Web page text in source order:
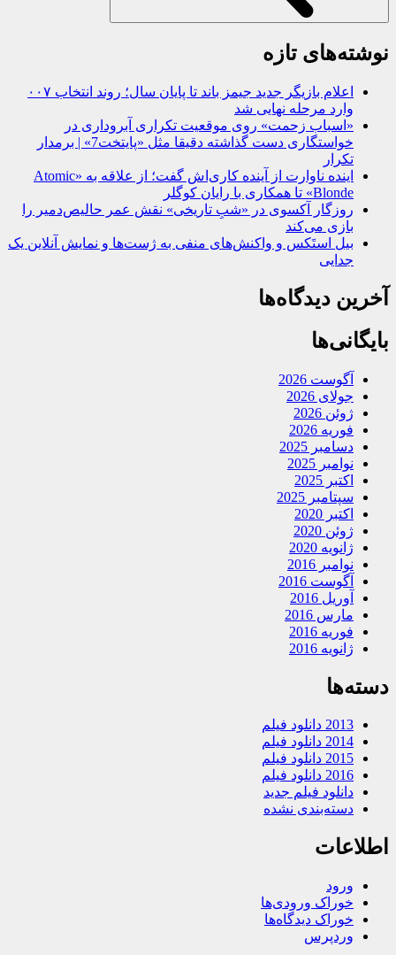
نوشته‌های تازه
اعلام بازیگر جدید جیمز باند تا پایان سال؛ روند انتخاب ۰۰۷
وارد مرحله نهایی شد
«اسباب زحمت» روی موقعیت تکراری آبروداری در
خواستگاری دست گذاشته دقیقا مثل «پایتخت7» | برمدار
تکرار
اینده ناوارت از آینده کاری‌اش گفت؛ از علاقه به «Atomic
Blonde» تا همکاری با رایان کوگلر
روزگار آکسوی در «شبِ تاریخی» نقش عمر حالیص‌دمیر را
بازی می‌کند
بیل استَکس و واکنش‌های منفی به ژست‌ها و نمایش آنلاین یک
جدایی
آخرین دیدگاه‌ها
بایگانی‌ها
آگوست 2026
جولای 2026
ژوئن 2026
فوریه 2026
دسامبر 2025
نوامبر 2025
اکتبر 2025
سپتامبر 2025
اکتبر 2020
ژوئن 2020
ژانویه 2020
نوامبر 2016
آگوست 2016
آوریل 2016
مارس 2016
فوریه 2016
ژانویه 2016
دسته‌ها
2013 دانلود فیلم
2014 دانلود فیلم
2015 دانلود فیلم
2016 دانلود فیلم
دانلود فیلم جدید
دسته‌بندی نشده
اطلاعات
ورود
خوراک ورودی‌ها
خوراک دیدگاه‌ها
وردپرس